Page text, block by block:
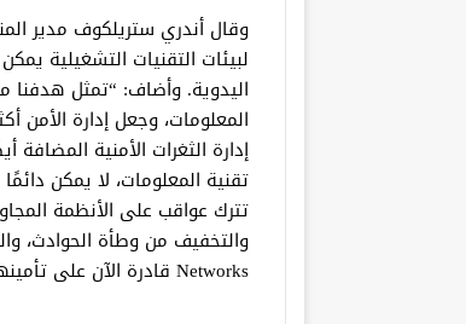
وقال أندري ستريلكوف مدير
لبيئات التقنيات التشغيلية
اليدوية. وأضاف: “تمثل
المعلومات، وجعل إدارة
إدارة الثغرات الأمنية
تقنية المعلومات، لا يمكن
تترك عواقب على الأنظمة
Networks قادرة الآن على تأمينها”.